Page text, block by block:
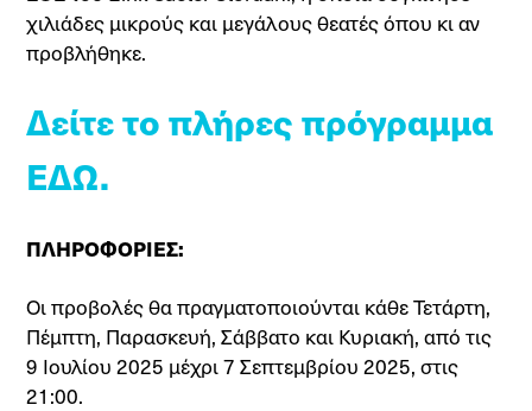
χιλιάδες μικρούς και μεγάλους θεατές όπου κι αν
προβλήθηκε.
Δείτε το πλήρες πρόγραμμα
ΕΔΩ.
ΠΛΗΡΟΦΟΡΙΕΣ:
Οι προβολές θα πραγματοποιούνται κάθε Τετάρτη,
Πέμπτη, Παρασκευή, Σάββατο και Κυριακή, από τις
9 Ιουλίου 2025 μέχρι 7 Σεπτεμβρίου 2025, στις
21:00.